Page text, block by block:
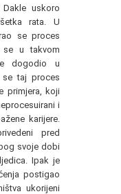
uskoro
rata. U
se proces
se u takvom
dogodio u
taj proces
primjera, koji
i
karijere.
pred
svoje dobi
Ipak je
postigao
ukorijeni